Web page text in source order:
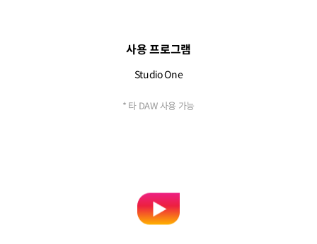
사용 프로그램
Studio One
* 타 DAW 사용 가능